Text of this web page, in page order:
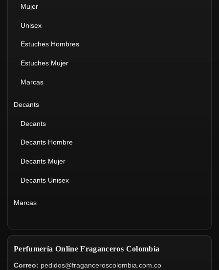
Mujer
Unisex
Estuches Hombres
Estuches Mujer
Marcas
Decants
Decants
Decants Hombre
Decants Mujer
Decants Unisex
Marcas
Perfumería Online Fraganceros Colombia
Correo: pedidos@fraganceroscolombia.com.co